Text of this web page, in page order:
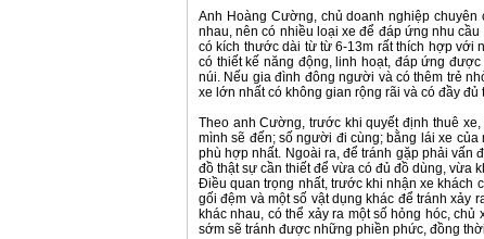
Anh Hoàng Cường, chủ doanh nghiệp
nhau, nên có nhiều loại xe để đáp ứng nhu
có kích thước dài từ từ 6-13m rất thích hợp với
có thiết kế năng động, linh hoạt, đáp ứng
núi. Nếu gia đình đông người và có thêm trẻ
xe lớn nhất có không gian rộng rãi và có đầy
Theo anh Cường, trước khi quyết định thuê
mình sẽ đến; số người đi cùng; bằng lái xe
phù hợp nhất. Ngoài ra, để tránh gặp phải vấn
đồ thật sự cần thiết để vừa có đủ đồ dùng, vừa
Điều quan trọng nhất, trước khi nhận xe khách
gối đệm và một số vật dụng khác để tránh xảy
khác nhau, có thể xảy ra một số hỏng hóc,
sớm sẽ tránh được những phiền phức, đồng